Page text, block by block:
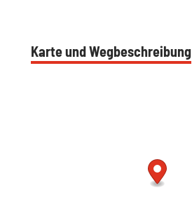
Karte und Wegbeschreibung